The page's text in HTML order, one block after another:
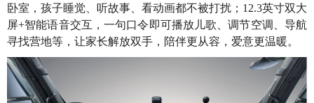
卧室，孩子睡觉、听故事、看动画都不被打扰；12.3英寸双大
屏+智能语音交互，一句口令即可播放儿歌、调节空调、导航
寻找营地等，让家长解放双手，陪伴更从容，爱意更温暖。